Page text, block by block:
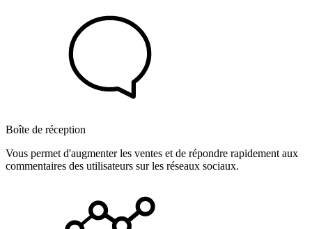
Boîte de réception
Vous permet d'augmenter les ventes et de répondre rapidement aux
commentaires des utilisateurs sur les réseaux sociaux.